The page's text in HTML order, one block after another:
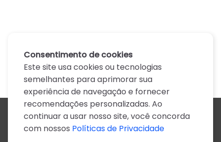
Todos os artistas
A
B C D E F G H I J
Consentimento de cookies
Este site usa cookies ou tecnologias
semelhantes para aprimorar sua
experiência de navegação e fornecer
recomendações personalizadas. Ao
continuar a usar nosso site, você concorda
com nossos Políticas de Privacidade